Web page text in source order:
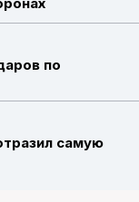
по
самую